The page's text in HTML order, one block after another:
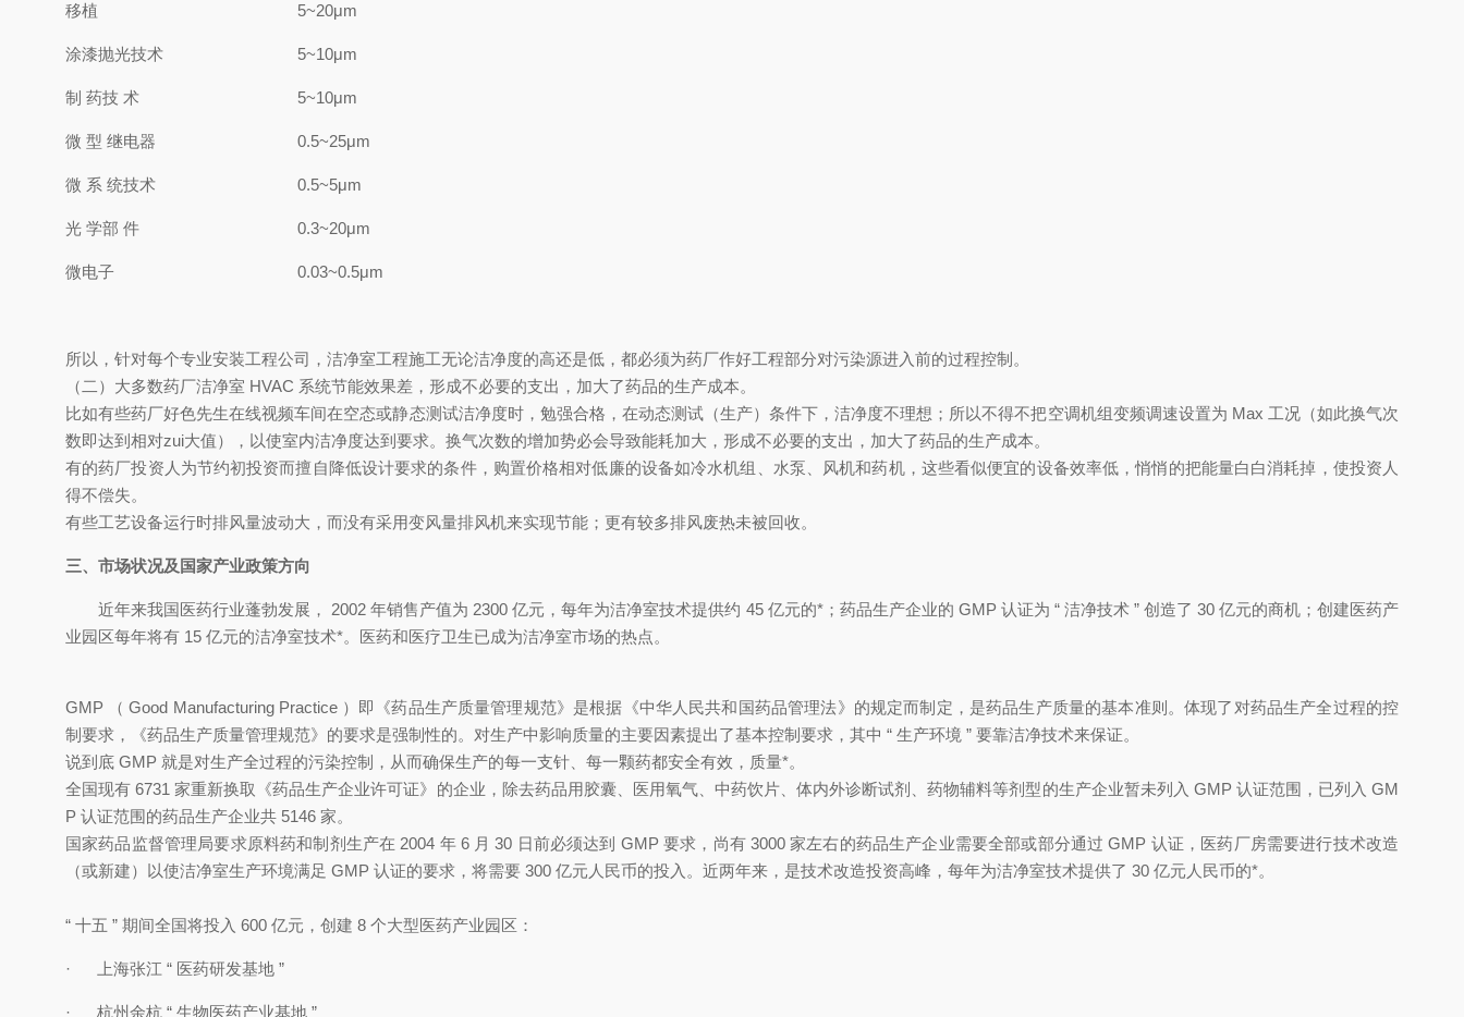
移植 5~20μm
涂漆抛光技术 5~10μm
制 药技 术 5~10μm
微 型 继电器 0.5~25μm
微 系 统技术 0.5~5μm
光 学部 件 0.3~20μm
微电子 0.03~0.5μm
所以，针对每个专业安装工程公司，洁净室工程施工无论洁净度的高还是低，都必须为药厂作好工程部分对污染源进入前的过程控制。
（二）大多数药厂洁净室 HVAC 系统节能效果差，形成不必要的支出，加大了药品的生产成本。
比如有些药厂好色先生在线视频车间在空态或静态测试洁净度时，勉强合格，在动态测试（生产）条件下，洁净度不理想；所以不得不把空调机组变频调速设置为 Max 工况（如此换气次
数即达到相对zui大值），以使室内洁净度达到要求。换气次数的增加势必会导致能耗加大，形成不必要的支出，加大了药品的生产成本。
有的药厂投资人为节约初投资而擅自降低设计要求的条件，购置价格相对低廉的设备如冷水机组、水泵、风机和药机，这些看似便宜的设备效率低，悄悄的把能量白白消耗掉，使投资人
得不偿失。
有些工艺设备运行时排风量波动大，而没有采用变风量排风机来实现节能；更有较多排风废热未被回收。
三、市场状况及国家产业政策方向
近年来我国医药行业蓬勃发展， 2002 年销售产值为 2300 亿元，每年为洁净室技术提供约 45 亿元的*；药品生产企业的 GMP 认证为 “ 洁净技术 ” 创造了 30 亿元的商机；创建医药产
业园区每年将有 15 亿元的洁净室技术*。医药和医疗卫生已成为洁净室市场的热点。
GMP （ Good Manufacturing Practice ）即《药品生产质量管理规范》是根据《中华人民共和国药品管理法》的规定而制定，是药品生产质量的基本准则。体现了对药品生产全过程的控
制要求，《药品生产质量管理规范》的要求是强制性的。对生产中影响质量的主要因素提出了基本控制要求，其中 “ 生产环境 ” 要靠洁净技术来保证。
说到底 GMP 就是对生产全过程的污染控制，从而确保生产的每一支针、每一颗药都安全有效，质量*。
全国现有 6731 家重新换取《药品生产企业许可证》的企业，除去药品用胶囊、医用氧气、中药饮片、体内外诊断试剂、药物辅料等剂型的生产企业暂未列入 GMP 认证范围，已列入 GM
P 认证范围的药品生产企业共 5146 家。
国家药品监督管理局要求原料药和制剂生产在 2004 年 6 月 30 日前必须达到 GMP 要求，尚有 3000 家左右的药品生产企业需要全部或部分通过 GMP 认证，医药厂房需要进行技术改造
（或新建）以使洁净室生产环境满足 GMP 认证的要求，将需要 300 亿元人民币的投入。近两年来，是技术改造投资高峰，每年为洁净室技术提供了 30 亿元人民币的*。
“ 十五 ” 期间全国将投入 600 亿元，创建 8 个大型医药产业园区：
· 上海张江 “ 医药研发基地 ”
· 杭州余杭 “ 生物医药产业基地 ”